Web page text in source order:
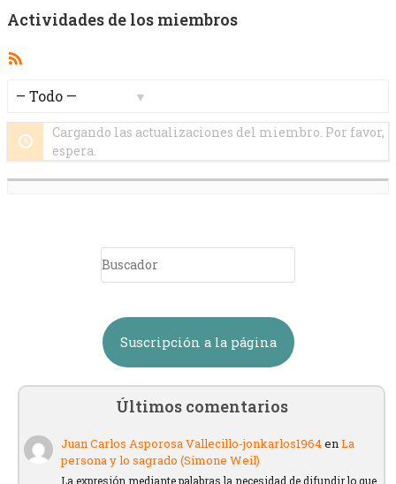
Actividades de los miembros
Cargando las actualizaciones del miembro. Por favor,
espera.
Suscripción a la página
Últimos comentarios
Juan Carlos Asporosa Vallecillo-jonkarlos1964enLa
persona y lo sagrado (Simone Weil)
La expresión mediante palabras la necesidad de difundir lo que